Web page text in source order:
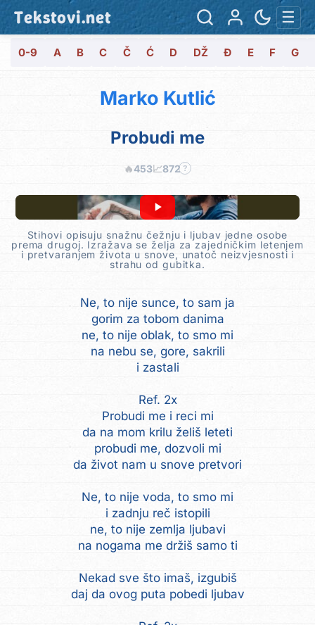
Tekstovi.net ☰
0-9 A B C Č Ć D DŽ Đ E F G
Marko Kutlić
Probudi me
🔥453📈872 ?
Stihovi opisuju snažnu čežnju i ljubav jedne osobe
prema drugoj. Izražava se želja za zajedničkim letenjem
i pretvaranjem života u snove, unatoč neizvjesnosti i
strahu od gubitka.
Ne, to nije sunce, to sam ja
gorim za tobom danima
ne, to nije oblak, to smo mi
na nebu se, gore, sakrili
i zastali
Ref. 2x
Probudi me i reci mi
da na mom krilu želiš leteti
probudi me, dozvoli mi
da život nam u snove pretvori
Ne, to nije voda, to smo mi
i zadnju reč istopili
ne, to nije zemlja ljubavi
na nogama me držiš samo ti
Nekad sve što imaš, izgubiš
daj da ovog puta pobedi ljubav